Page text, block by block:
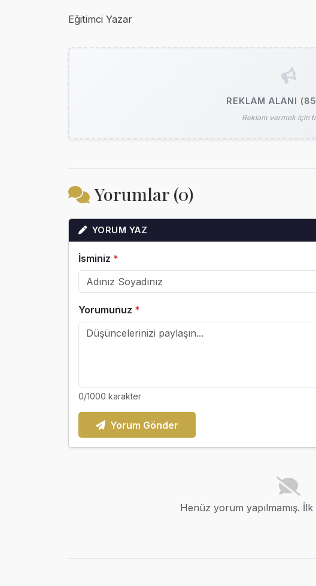
Eğitimci Yazar
REKLAM ALANI
Reklam vermek için
Yorumlar (0)
YORUM YAZ
İsminiz *
Yorumunuz *
0/1000 karakter
Yorum Gönder
Henüz yorum yapılmamış.